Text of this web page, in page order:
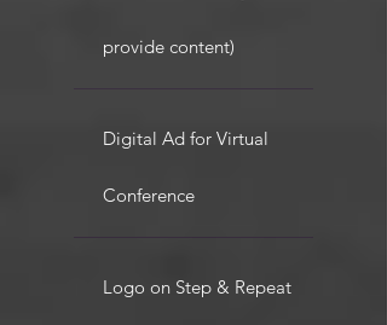
provide content)
Digital Ad for Virtual
Conference
Logo on Step & Repeat